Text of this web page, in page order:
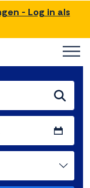
- Log in als